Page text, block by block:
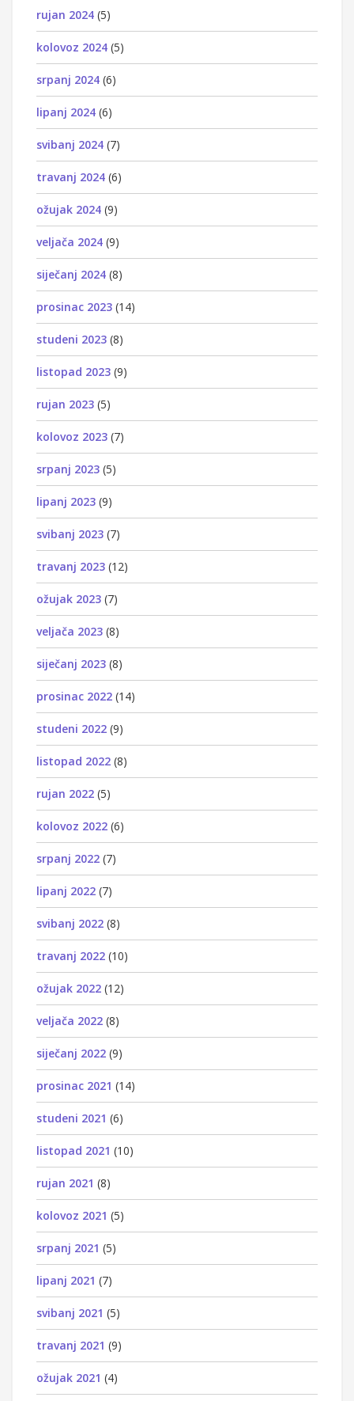
rujan 2024 (5)
kolovoz 2024 (5)
srpanj 2024 (6)
lipanj 2024 (6)
svibanj 2024 (7)
travanj 2024 (6)
ožujak 2024 (9)
veljača 2024 (9)
siječanj 2024 (8)
prosinac 2023 (14)
studeni 2023 (8)
listopad 2023 (9)
rujan 2023 (5)
kolovoz 2023 (7)
srpanj 2023 (5)
lipanj 2023 (9)
svibanj 2023 (7)
travanj 2023 (12)
ožujak 2023 (7)
veljača 2023 (8)
siječanj 2023 (8)
prosinac 2022 (14)
studeni 2022 (9)
listopad 2022 (8)
rujan 2022 (5)
kolovoz 2022 (6)
srpanj 2022 (7)
lipanj 2022 (7)
svibanj 2022 (8)
travanj 2022 (10)
ožujak 2022 (12)
veljača 2022 (8)
siječanj 2022 (9)
prosinac 2021 (14)
studeni 2021 (6)
listopad 2021 (10)
rujan 2021 (8)
kolovoz 2021 (5)
srpanj 2021 (5)
lipanj 2021 (7)
svibanj 2021 (5)
travanj 2021 (9)
ožujak 2021 (4)